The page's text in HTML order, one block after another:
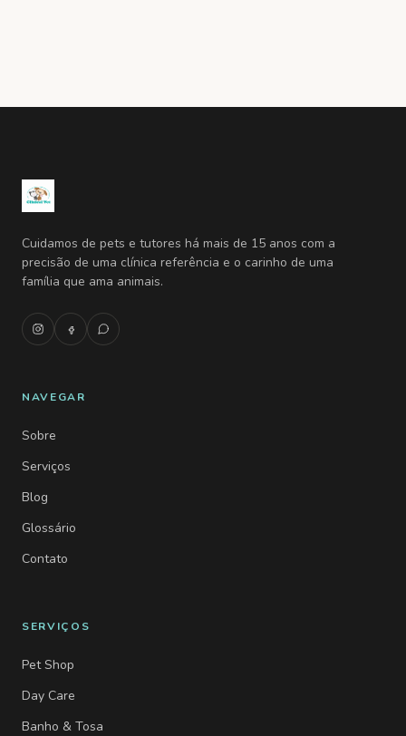
Cuidamos de pets e tutores há mais de 15 anos com a
precisão de uma clínica referência e o carinho de uma
família que ama animais.
NAVEGAR
Sobre
Serviços
Blog
Glossário
Contato
SERVIÇOS
Pet Shop
Day Care
Banho & Tosa